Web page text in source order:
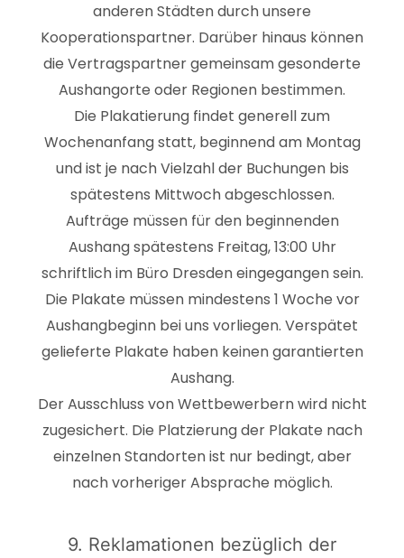
anderen Städten durch unsere
Kooperationspartner. Darüber hinaus können
die Vertragspartner gemeinsam gesonderte
Aushangorte oder Regionen bestimmen.
Die Plakatierung findet generell zum
Wochenanfang statt, beginnend am Montag
und ist je nach Vielzahl der Buchungen bis
spätestens Mittwoch abgeschlossen.
Aufträge müssen für den beginnenden
Aushang spätestens Freitag, 13:00 Uhr
schriftlich im Büro Dresden eingegangen sein.
Die Plakate müssen mindestens 1 Woche vor
Aushangbeginn bei uns vorliegen. Verspätet
gelieferte Plakate haben keinen garantierten
Aushang.
Der Ausschluss von Wettbewerbern wird nicht
zugesichert. Die Platzierung der Plakate nach
einzelnen Standorten ist nur bedingt, aber
nach vorheriger Absprache möglich.
9. Reklamationen bezüglich der